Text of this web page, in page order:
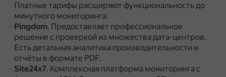
Платные тарифы расширяют функциональность до
минутного мониторинга.
Pingdom. Предоставляет профессиональное
решение с проверкой из множества дата-центров.
Есть детальная аналитика производительности и
отчёты в формате PDF.
Site24x7. Комплексная платформа мониторинга с